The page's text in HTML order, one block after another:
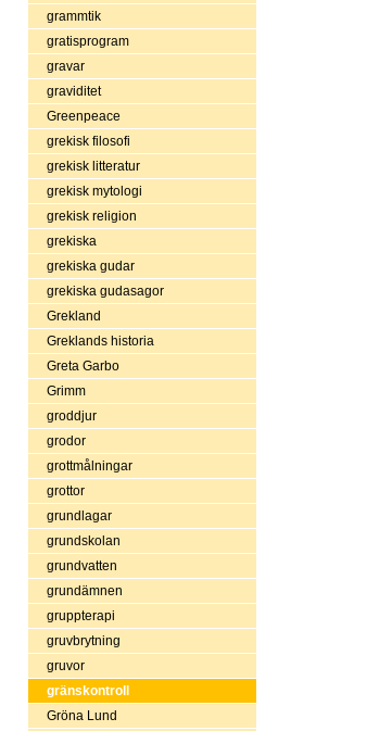
grammtik
gratisprogram
gravar
graviditet
Greenpeace
grekisk filosofi
grekisk litteratur
grekisk mytologi
grekisk religion
grekiska
grekiska gudar
grekiska gudasagor
Grekland
Greklands historia
Greta Garbo
Grimm
groddjur
grodor
grottmålningar
grottor
grundlagar
grundskolan
grundvatten
grundämnen
gruppterapi
gruvbrytning
gruvor
gränskontroll
Gröna Lund